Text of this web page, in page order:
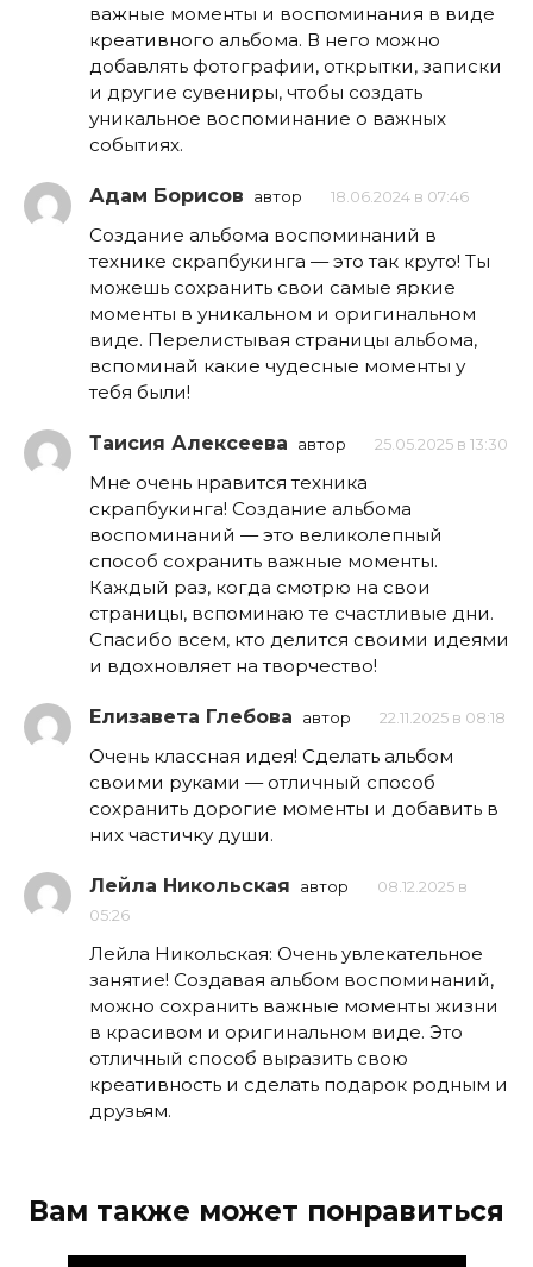
важные моменты и воспоминания в виде
креативного альбома. В него можно
добавлять фотографии, открытки, записки
и другие сувениры, чтобы создать
уникальное воспоминание о важных
событиях.
Адам Борисов автор 18.06.2024 в 07:46
Создание альбома воспоминаний в
технике скрапбукинга — это так круто! Ты
можешь сохранить свои самые яркие
моменты в уникальном и оригинальном
виде. Перелистывая страницы альбома,
вспоминай какие чудесные моменты у
тебя были!
Таисия Алексеева автор 25.05.2025 в 13:30
Мне очень нравится техника
скрапбукинга! Создание альбома
воспоминаний — это великолепный
способ сохранить важные моменты.
Каждый раз, когда смотрю на свои
страницы, вспоминаю те счастливые дни.
Спасибо всем, кто делится своими идеями
и вдохновляет на творчество!
Елизавета Глебова автор 22.11.2025 в 08:18
Очень классная идея! Сделать альбом
своими руками — отличный способ
сохранить дорогие моменты и добавить в
них частичку души.
Лейла Никольская автор
08.12.2025 в
05:26
Лейла Никольская: Очень увлекательное
занятие! Создавая альбом воспоминаний,
можно сохранить важные моменты жизни
в красивом и оригинальном виде. Это
отличный способ выразить свою
креативность и сделать подарок родным и
друзьям.
Вам также может понравиться